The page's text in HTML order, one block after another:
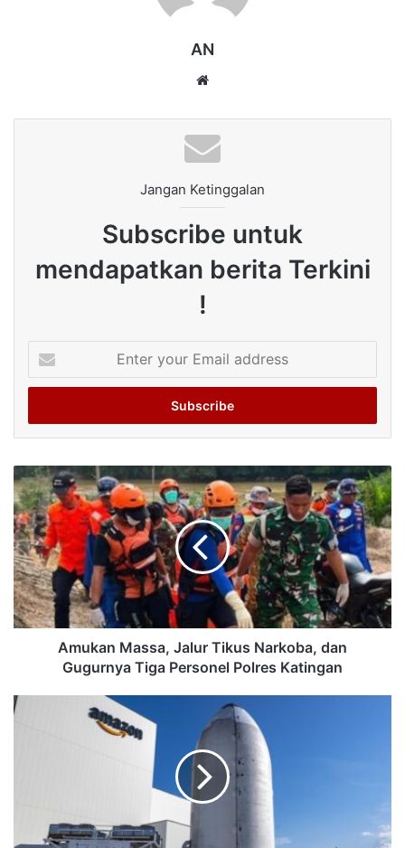
AN
Jangan Ketinggalan
Subscribe untuk
mendapatkan berita Terkini
!
your
Email
Amukan Massa, Jalur Tikus Narkoba, dan
Gugurnya Tiga Personel Polres Katingan